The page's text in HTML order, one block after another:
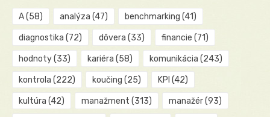
A(58) analýza (47) benchmarking (41)
diagnostika (72) dôvera (33) financie (71)
hodnoty(33) kariéra (58) komunikácia (243)
kontrola (222) koučing (25) KPI (42)
kultúra (42) manažment (313) manažér(93)